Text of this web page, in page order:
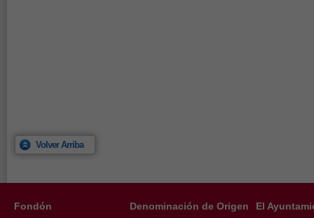
Volver Arriba
Fondón Denominación de Origen El